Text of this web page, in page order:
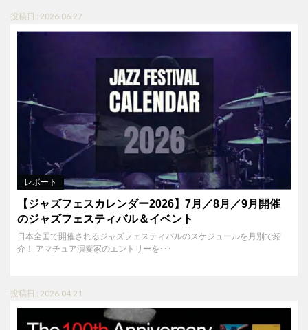
投稿日 : 2026.06.27
レポート
【ジャズフェスカレンダー2026】7月／8月／9月開催
のジャズフェスティバル＆イベント
日本全国で開催されるジャズフェスティバルのスケジュールを月別で紹
介！ アマチュア演奏家のエントリーを･･･
投稿日 : 2026.04.21